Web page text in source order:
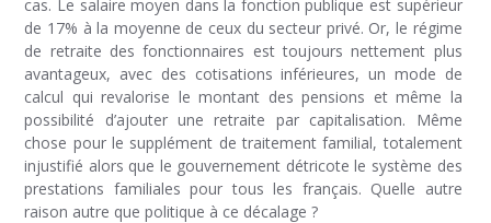
cas. Le salaire moyen dans la fonction publique est supérieur
de 17% à la moyenne de ceux du secteur privé. Or, le régime
de retraite des fonctionnaires est toujours nettement plus
avantageux, avec des cotisations inférieures, un mode de
calcul qui revalorise le montant des pensions et même la
possibilité d’ajouter une retraite par capitalisation. Même
chose pour le supplément de traitement familial, totalement
injustifié alors que le gouvernement détricote le système des
prestations familiales pour tous les français. Quelle autre
raison autre que politique à ce décalage ?